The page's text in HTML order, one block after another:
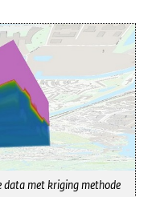
data met kriging methode